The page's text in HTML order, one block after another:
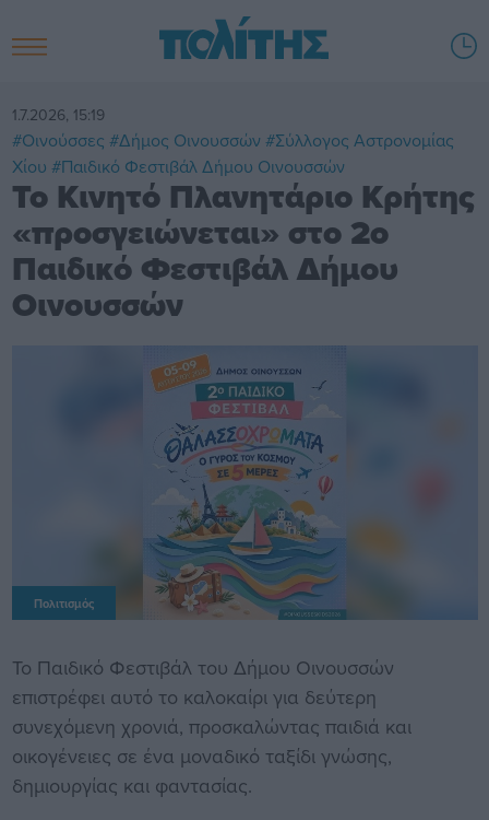
1.7.2026, 15:19
#Οινούσσες #Δήμος Οινουσσών #Σύλλογος Αστρονομίας
Χίου #Παιδικό Φεστιβάλ Δήμου Οινουσσών
Το Κινητό Πλανητάριο Κρήτης
«προσγειώνεται» στο 2ο
Παιδικό Φεστιβάλ Δήμου
Οινουσσών
Πολιτισμός
Το Παιδικό Φεστιβάλ του Δήμου Οινουσσών
επιστρέφει αυτό το καλοκαίρι για δεύτερη
συνεχόμενη χρονιά, προσκαλώντας παιδιά και
οικογένειες σε ένα μοναδικό ταξίδι γνώσης,
δημιουργίας και φαντασίας.